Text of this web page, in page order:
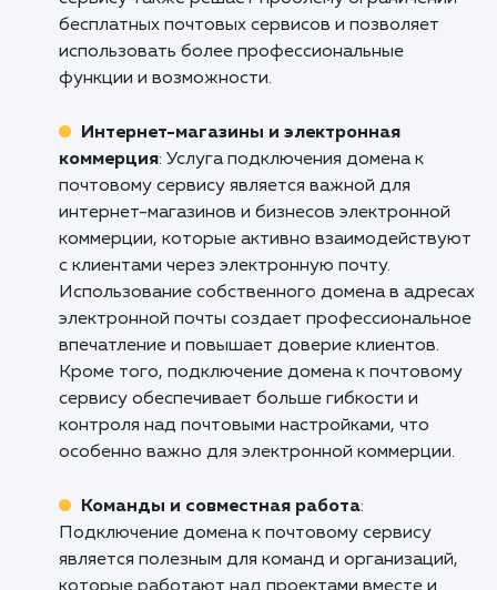
лучшего!
Кому подходит данный продукт?
Малые и средние предприятия:
Подключение домена к почтовому сервису
особенно полезно для малых и средних
предприятий, которым требуется
профессиональное представление в
электронной почте. Основные
данной услуги включают настраиваемые
электронной почты с собственным
именем, повышение брендирования и
клиентов. Подключение домена к почтовому
сервису также решает проблему
использовать более профессиональные
функции и возможности.